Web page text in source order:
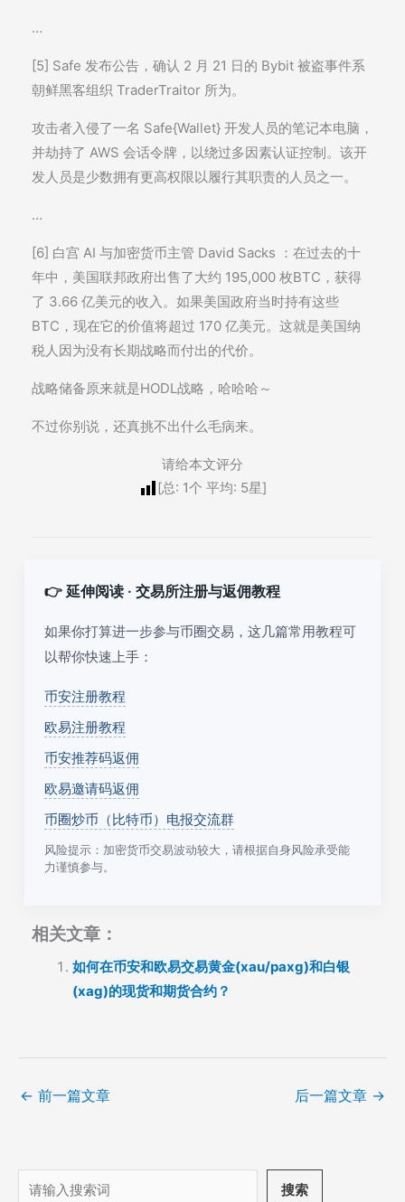
…
[5] Safe 发布公告，确认 2 月 21 日的 Bybit 被盗事件系
朝鲜黑客组织 TraderTraitor 所为。
攻击者入侵了一名 Safe{Wallet} 开发人员的笔记本电脑，
并劫持了 AWS 会话令牌，以绕过多因素认证控制。该开
发人员是少数拥有更高权限以履行其职责的人员之一。
…
[6] 白宫 AI 与加密货币主管 David Sacks ：在过去的十
年中，美国联邦政府出售了大约 195,000 枚BTC，获得
了 3.66 亿美元的收入。如果美国政府当时持有这些
BTC，现在它的价值将超过 170 亿美元。这就是美国纳
税人因为没有长期战略而付出的代价。
战略储备原来就是HODL战略，哈哈哈～
不过你别说，还真挑不出什么毛病来。
请给本文评分
[总: 1个 平均: 5星]
👉 延伸阅读 · 交易所注册与返佣教程
如果你打算进一步参与币圈交易，这几篇常用教程可
以帮你快速上手：
币安注册教程
欧易注册教程
币安推荐码返佣
欧易邀请码返佣
币圈炒币（比特币）电报交流群
风险提示：加密货币交易波动较大，请根据自身风险承受能
力谨慎参与。
相关文章：
如何在币安和欧易交易黄金(xau/paxg)和白银
(xag)的现货和期货合约？
← 前一篇文章 后一篇文章 →
搜
搜索